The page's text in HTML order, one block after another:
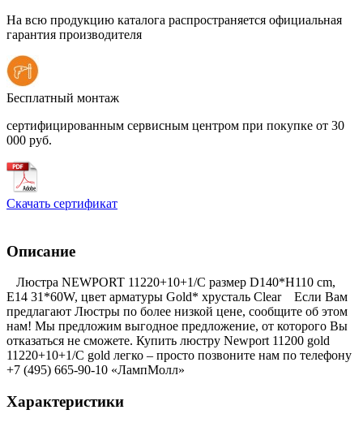
На всю продукцию каталога распространяется официальная
гарантия производителя
Бесплатный монтаж
сертифицированным сервисным центром при покупке от 30
000 руб.
Скачать сертификат
Описание
Люстра NEWPORT 11220+10+1/С размер D140*H110 cm,
E14 31*60W, цвет арматуры Gold* хрусталь Clear Если Вам
предлагают Люстры по более низкой цене, сообщите об этом
нам! Мы предложим выгодное предложение, от которого Вы
отказаться не сможете. Купить люстру Newport 11200 gold
11220+10+1/С gold легко – просто позвоните нам по телефону
+7 (495) 665-90-10 «ЛампМолл»
Характеристики